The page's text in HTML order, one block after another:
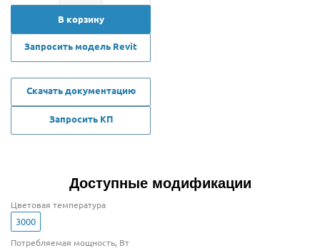
В корзину
Запросить модель Revit
Скачать документацию
Запросить КП
Доступные модификации
Цветовая температура
3000
Потребляемая мощность, Вт